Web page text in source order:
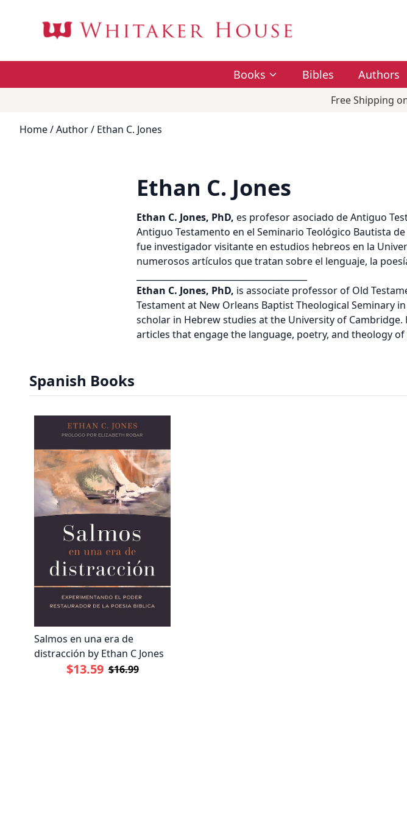
Books Bibles Authors
Free Shipping
Home/Author/ Ethan C. Jones
Ethan C. Jones
Ethan C. Jones, PhD, es profesor asociado de Antiguo
Antiguo Testamento en el Seminario Teológico Bautista
fue investigador visitante en estudios hebreos en la
numerosos artículos que tratan sobre el lenguaje, la
Ethan C. Jones, PhD, is associate professor of Old
Testament at New Orleans Baptist Theological Seminary
scholar in Hebrew studies at the University of
articles that engage the language, poetry, and theology of
Spanish Books
Salmos en una era de
distracción by Ethan C Jones
$13.59 $16.99